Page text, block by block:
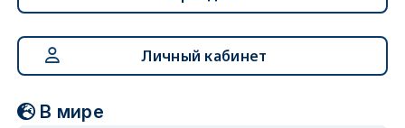
Личный кабинет
В мире